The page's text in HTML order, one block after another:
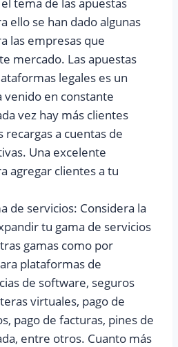
ello se han dado algunas
las empresas que
mercado. Las apuestas
legales es un
venido en constante
vez hay más clientes
recargas a cuentas de
Una excelente
agregar clientes a tu
de servicios: Considera la
tu gama de servicios
gamas como por
plataformas de
de software, seguros
virtuales, pago de
pago de facturas, pines de
entre otros. Cuanto más